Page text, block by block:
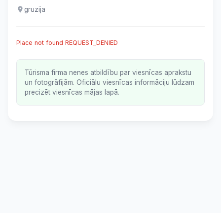
gruzija
Place not found REQUEST_DENIED
Tūrisma firma nenes atbildību par viesnīcas aprakstu
un fotogrāfijām. Oficiālu viesnīcas informāciju lūdzam
precizēt viesnīcas mājas lapā.